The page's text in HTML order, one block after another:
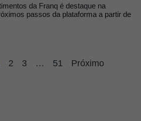
da Franq é destaque na
passos da plataforma a partir de
2 3 … 51
Próximo